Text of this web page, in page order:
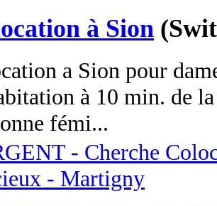
à Sion
a Sion pour
à 10 min. de
fémi...